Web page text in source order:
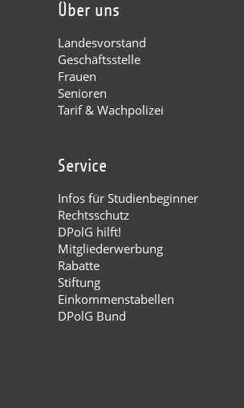
Über uns
Landesvorstand
Geschäftsstelle
Frauen
Senioren
Tarif & Wachpolizei
Service
Infos für Studienbeginner
Rechtsschutz
DPolG hilft!
Mitgliederwerbung
Rabatte
Stiftung
Einkommenstabellen
DPolG Bund